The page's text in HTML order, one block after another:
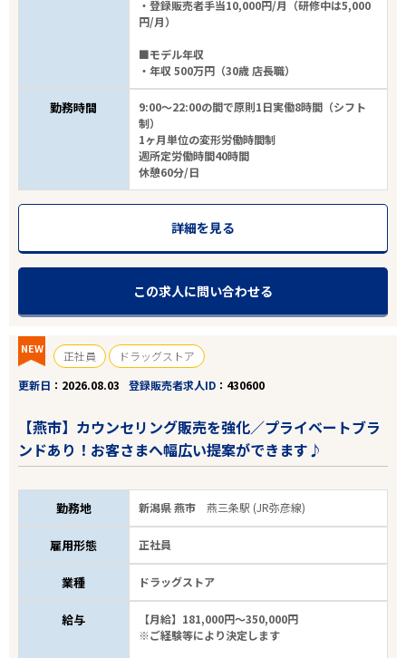
エリアで探す
新潟
燕市
業種
雇用形態
・登録販売者手当10,000円/月（研修中は5,000
円/月）
■モデル年収
・年収 500万円（30歳 店長職）
勤務時間
9:00～22:00の間で原則1日実働8時間（シフト
制）
1ヶ月単位の変形労働時間制
週所定労働時間40時間
休憩60分/日
詳細を見る
この求人に問い合わせる
NEW 正社員
ドラッグストア
更新日
2026.08.03 登録販売者求人ID 430600
【燕市】カウンセリング販売を強化／プライベートブラ
ンドあり！お客さまへ幅広い提案ができます♪
勤務地 新潟県 燕市燕三条駅 (JR弥彦線)
雇用形態 正社員
業種 ドラッグストア
給与
【月給】181,000円～350,000円
※ご経験等により決定します